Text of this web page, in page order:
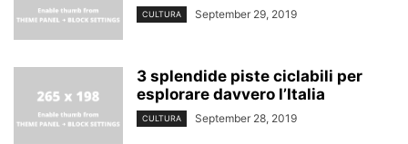
CULTURA September 29, 2019
3 splendide piste ciclabili per
esplorare davvero l’Italia
CULTURA September 28, 2019